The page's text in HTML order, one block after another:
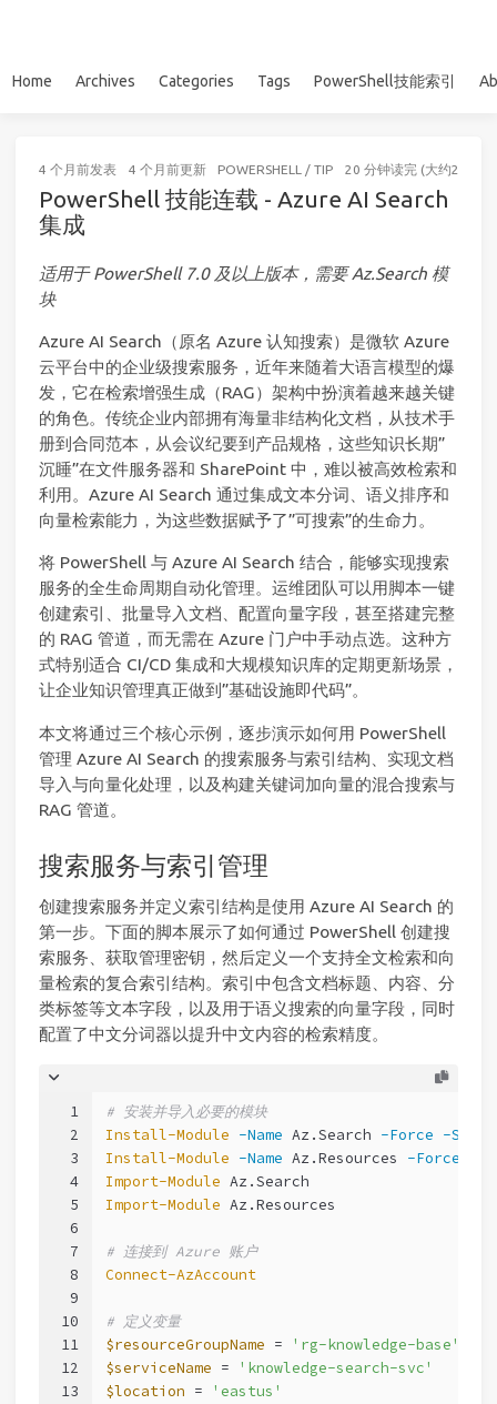
Home Archives Categories Tags PowerShell技能索引
4 个月前发表 4 个月前更新 POWERSHELL / TIP 20 分钟读完 (大约2983
PowerShell 技能连载 - Azure AI Search
集成
适用于 PowerShell 7.0 及以上版本，需要 Az.Search 模
块
Azure AI Search（原名 Azure 认知搜索）是微软 Azure
云平台中的企业级搜索服务，近年来随着大语言模型的爆
发，它在检索增强生成（RAG）架构中扮演着越来越关键
的角色。传统企业内部拥有海量非结构化文档，从技术手
册到合同范本，从会议纪要到产品规格，这些知识长期”
沉睡”在文件服务器和 SharePoint 中，难以被高效检索和
利用。Azure AI Search 通过集成文本分词、语义排序和
向量检索能力，为这些数据赋予了”可搜索”的生命力。
将 PowerShell 与 Azure AI Search 结合，能够实现搜索
服务的全生命周期自动化管理。运维团队可以用脚本一键
创建索引、批量导入文档、配置向量字段，甚至搭建完整
的 RAG 管道，而无需在 Azure 门户中手动点选。这种方
式特别适合 CI/CD 集成和大规模知识库的定期更新场景，
让企业知识管理真正做到”基础设施即代码”。
本文将通过三个核心示例，逐步演示如何用 PowerShell
管理 Azure AI Search 的搜索服务与索引结构、实现文档
导入与向量化处理，以及构建关键词加向量的混合搜索与
RAG 管道。
搜索服务与索引管理
创建搜索服务并定义索引结构是使用 Azure AI Search 的
第一步。下面的脚本展示了如何通过 PowerShell 创建搜
索服务、获取管理密钥，然后定义一个支持全文检索和向
量检索的复合索引结构。索引中包含文档标题、内容、分
类标签等文本字段，以及用于语义搜索的向量字段，同时
配置了中文分词器以提升中文内容的检索精度。
1
2
3
4
5
6
7
8
9
10
11
12
13
# 安装并导入必要的模块
Install-Module -Name Az.Search -Force -Scope
Install-Module -Name Az.Resources -Force
Import-Module Az.Search
Import-Module Az.Resources
# 连接到 Azure 账户
Connect-AzAccount
# 定义变量
$resourceGroupName =
'rg-knowledge-base'
$serviceName =
'knowledge-search-svc'
$location =
'eastus'